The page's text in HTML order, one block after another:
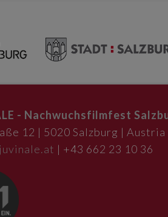
- Nachwuchsfilmfest
12 | 5020 Salzburg | Austria
| +43 662 23 10 36